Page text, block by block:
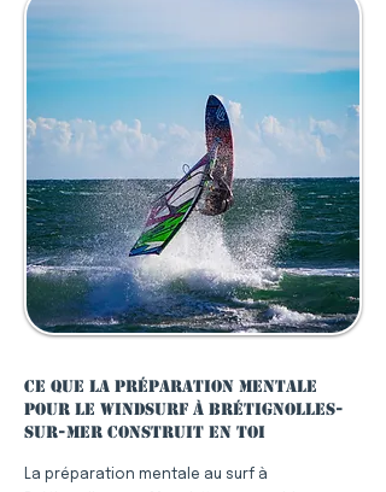
Ce que la préparation mentale
pour le windsurf à Brétignolles-
sur-Mer construit en toi
La préparation mentale au surf à